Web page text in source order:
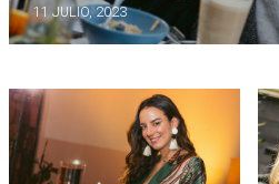
11 JULIO, 2023